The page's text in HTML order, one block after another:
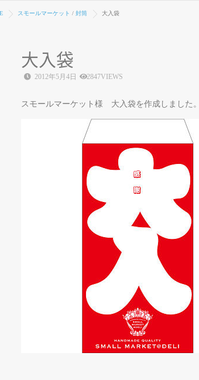
スモールマーケット / 封筒 大入袋
大入袋
2012年5月4日 2847VIEWS
スモールマーケット様 大入袋を作成しました。